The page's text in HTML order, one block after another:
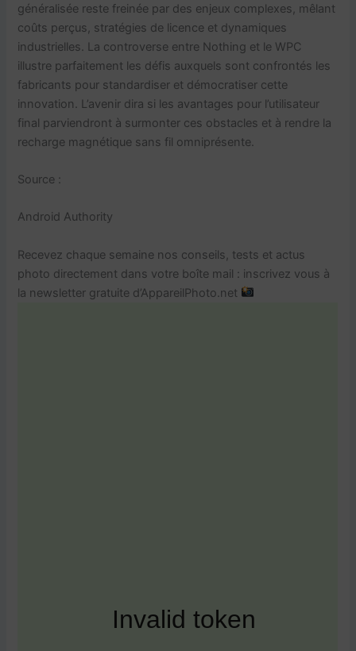
généralisée reste freinée par des enjeux complexes, mêlant
coûts perçus, stratégies de licence et dynamiques
industrielles. La controverse entre Nothing et le WPC
illustre parfaitement les défis auxquels sont confrontés les
fabricants pour standardiser et démocratiser cette
innovation. L’avenir dira si les avantages pour l’utilisateur
final parviendront à surmonter ces obstacles et à rendre la
recharge magnétique sans fil omniprésente.
Source :
Android Authority
Recevez chaque semaine nos conseils, tests et actus
photo directement dans votre boîte mail : inscrivez vous à
la newsletter gratuite d’AppareilPhoto.net